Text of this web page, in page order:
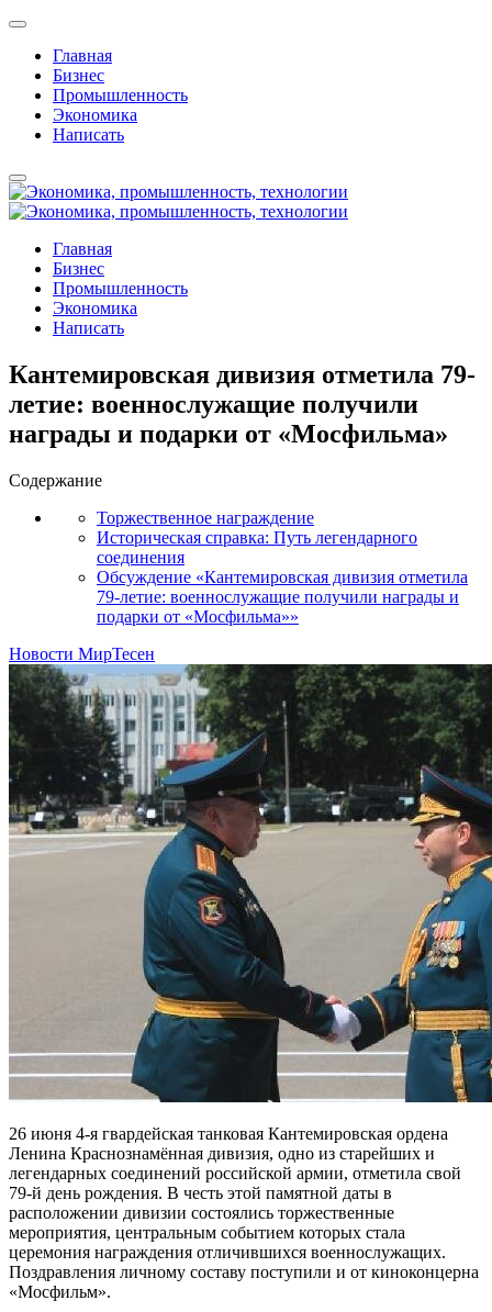
Главная
Бизнес
Промышленность
Экономика
Написать
Главная
Бизнес
Промышленность
Экономика
Написать
Кантемировская дивизия отметила 79-
летие: военнослужащие получили
награды и подарки от «Мосфильма»
Содержание
Торжественное награждение
Историческая справка: Путь легендарного
соединения
Обсуждение «Кантемировская дивизия отметила
79-летие: военнослужащие получили награды и
подарки от «Мосфильма»»
Новости МирТесен
26 июня 4-я гвардейская танковая Кантемировская ордена
Ленина Краснознамённая дивизия, одно из старейших и
легендарных соединений российской армии, отметила свой
79-й день рождения. В честь этой памятной даты в
расположении дивизии состоялись торжественные
мероприятия, центральным событием которых стала
церемония награждения отличившихся военнослужащих.
Поздравления личному составу поступили и от киноконцерна
«Мосфильм».